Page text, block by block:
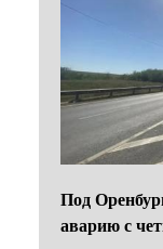
Под
аварию с